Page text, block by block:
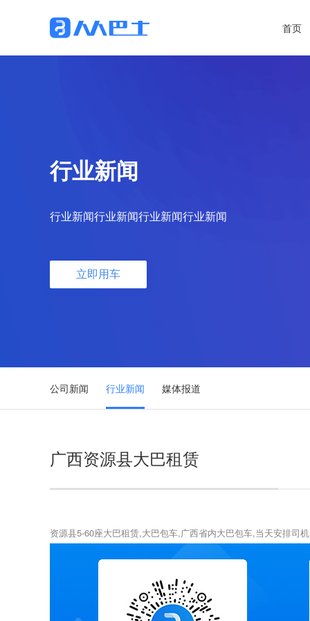
首页
行业新闻
行业新闻行业新闻行业新闻行业新闻
立即用车
公司新闻 行业新闻 媒体报道
广西资源县大巴租赁
资源县5-60座大巴租赁,大巴包车,广西省内大巴包车,当天安排司